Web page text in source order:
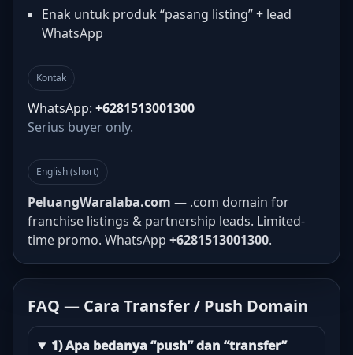
Enak untuk produk “pasang listing” + lead
WhatsApp
Kontak
WhatsApp: +6281513001300
Serius buyer only.
English (short)
PeluangWaralaba.com — .com domain for
franchise listings & partnership leads. Limited-
time promo. WhatsApp +6281513001300.
FAQ — Cara Transfer / Push Domain
1) Apa bedanya “push” dan “transfer”